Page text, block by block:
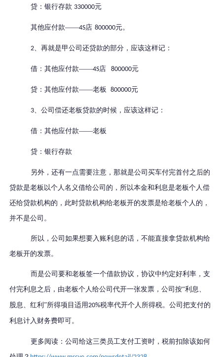
贷：银行存款 330000元
其他应付款——4S店800000元。
2、再就是甲公司还贷款的部分，应该这样记：
借：其他应付款——4S店800000元
贷：其他应付款——老板 800000元
3、公司偿还老板贷款的时候，应该这样记：
借：其他应付款——老板
贷：银行存款
另外，还有一点需要注意，那就是公司买车付完首付之后的
贷款是老板以个人名义借给公司的，所以本金和利息是老板个人偿
还给贷款机构的，此时贷款机构给老板开的发票是给老板个人的，
并不是公司。
所以，公司如果想要入账利息的话，不能直接拿贷款机构给
老板开的发票。
而是公司要和老板签一个借款协议，协议中约定好利率，支
付完利息之后，由老板个人给公司代开一张发票，公司按“利息、
股息、红利”所得项目适用20%税率代开个人所得税。公司把支付的
利息计入财务费即可。
更多阅读：公司给这三类员工支付工资时，税前扣除该如何